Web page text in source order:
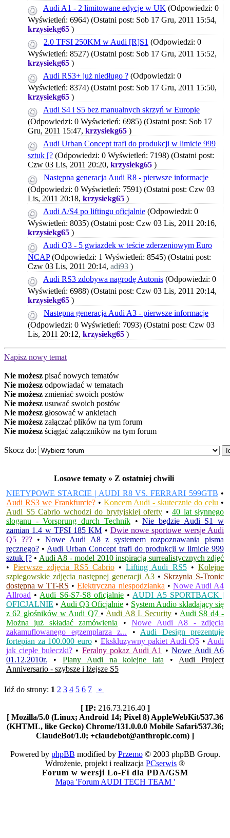
Audi A1 - 2 limitowane edycje w UK (Odpowiedzi: 0
Wyświetleń: 6964) (Ostatni post: Sob 17 Gru, 2011 15:54,
krzysiekg65 )
2.0 TFSI 250KM w Audi [R]S1 (Odpowiedzi: 0
Wyświetleń: 8527) (Ostatni post: Sob 17 Gru, 2011 15:52,
krzysiekg65 )
Audi RS3+ już niedługo ? (Odpowiedzi: 0
Wyświetleń: 8374) (Ostatni post: Sob 17 Gru, 2011 15:50,
krzysiekg65 )
Audi S4 i S5 bez manualnych skrzyń w Europie
(Odpowiedzi: 0 Wyświetleń: 6985) (Ostatni post: Sob 17
Gru, 2011 15:47, krzysiekg65 )
Audi Urban Concept trafi do produkcji w limicie 999
sztuk [? (Odpowiedzi: 0 Wyświetleń: 7198) (Ostatni post:
Czw 03 Lis, 2011 20:20, krzysiekg65 )
Następna generacja Audi R8 - pierwsze informacje
(Odpowiedzi: 0 Wyświetleń: 7591) (Ostatni post: Czw 03
Lis, 2011 20:18, krzysiekg65 )
Audi A/S4 po liftingu oficjalnie (Odpowiedzi: 0
Wyświetleń: 8035) (Ostatni post: Czw 03 Lis, 2011 20:16,
krzysiekg65 )
Audi Q3 - 5 gwiazdek w teście zderzeniowym Euro
NCAP (Odpowiedzi: 1 Wyświetleń: 8545) (Ostatni post:
Czw 03 Lis, 2011 20:14, adi93 )
Audi RS3 zdobywa nagrodę Autonis (Odpowiedzi: 0
Wyświetleń: 6988) (Ostatni post: Czw 03 Lis, 2011 20:14,
krzysiekg65 )
Następna generacja Audi A3 - pierwsze informacje
(Odpowiedzi: 0 Wyświetleń: 7093) (Ostatni post: Czw 03
Lis, 2011 20:12, krzysiekg65 )
Napisz nowy temat
Nie możesz pisać nowych tematów
Nie możesz odpowiadać w tematach
Nie możesz zmieniać swoich postów
Nie możesz usuwać swoich postów
Nie możesz głosować w ankietach
Nie możesz załączać plików na tym forum
Nie możesz ściągać załączników na tym forum
Skocz do:
Losowe tematy » Z ostatniej chwili
NIETYPOWE STARCIE | AUDI R8 VS. FERRARI 599GTB •
Audi RS3 we Frankfurcie?• Koncern Audi - skutecznie do celu •
Audi S5 Cabrio wchodzi do brytyjskiej oferty • 40 lat słynnego
sloganu - Vorsprung durch Technik•Nie będzie Audi S1 w
zamian 1.4 w TFSI 185 KM • Dwie nowe sportowe wersje Audi
Q5 ???• Nowe Audi A8 z systemem rozpoznawania pisma
ręcznego? • Audi Urban Concept trafi do produkcji w limicie 999
sztuk [?• Audi A8 - model 2010 inspiracją surrealistycznych zdjęć
•Pierwsze zdjęcia RS5 Cabrio•Lifting Audi RS5•Kolejne
szpiegowskie zdjęcia następnej generacji A3• Skrzynia S-Tronic
dostępna w TT-RS •Elektryczna niespodzianka • Nowe Audi A4
Allroad • Audi S6-S7-S8 oficjalnie• AUDI A5 SPORTBACK |
OFICJALNIE • Audi Q3 Oficjalnie • System Audio składający się
z 62 głośników w Audi Q7 • Audi A8 L Security • Audi S8 d4 -
Można już składać zamówienia •Nowe Audi A8 - zdjęcia
zakamuflowanego egzemplarza z... • Audi Design prezentuje
fortepian za 100.000 euro• Ekskluzywny pakiet Audi Q5 • Audi
jak ciepłe bułeczki?• Feralny pokaz Audi A1 •Nowe Audi A6
01.12.2010r. • Plany Audi na kolejne lata • Audi Project
Anniversario - szybsze i lżejsze S5
Idź do strony: 1 2 3 4 5 6 7 »
[ IP: 216.73.216.40 ]
[ Mozilla/5.0 (Linux; Android 14; Pixel 8) AppleWebKit/537.36
(KHTML, like Gecko) Chrome/131.0.0.0 Mobile Safari/537.36;
ClaudeBot/1.0; +claudebot@anthropic.com) ]
Powered by phpBB modified by Przemo© 2003 phpBB Group.
Wdrożenie, projekt i realizacja PCserwis ®
Forum w wersji Lo-Fi dla PDA/GSM
Mapa 'Forum AUDI TECH TEAM '